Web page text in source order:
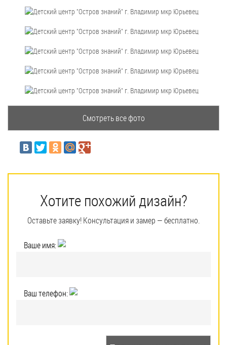
Хотите похожий дизайн?
Оставьте заявку! Консультация и замер — бесплатно.
Ваше имя:
Ваш телефон: